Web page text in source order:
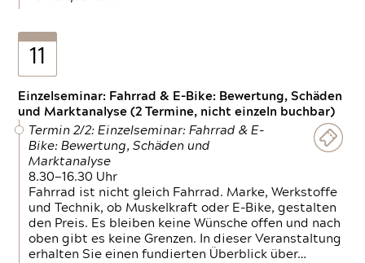
11
Einzelseminar: Fahrrad & E-Bike: Bewertung, Schäden
und Marktanalyse (2 Termine, nicht einzeln buchbar)
Termin 2/2: Einzelseminar: Fahrrad & E-
Bike: Bewertung, Schäden und
Marktanalyse
8.30—16.30 Uhr
Fahrrad ist nicht gleich Fahrrad. Marke, Werkstoffe
und Technik, ob Muskelkraft oder E-Bike, gestalten
den Preis. Es bleiben keine Wünsche offen und nach
oben gibt es keine Grenzen. In dieser Veranstaltung
erhalten Sie einen fundierten Überblick über…